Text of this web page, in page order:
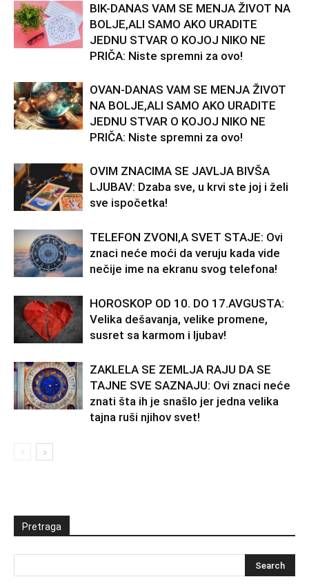
BIK-DANAS VAM SE MENJA ŽIVOT NA
BOLJE,ALI SAMO AKO URADITE
JEDNU STVAR O KOJOJ NIKO NE
PRIČA: Niste spremni za ovo!
OVAN-DANAS VAM SE MENJA ŽIVOT
NA BOLJE,ALI SAMO AKO URADITE
JEDNU STVAR O KOJOJ NIKO NE
PRIČA: Niste spremni za ovo!
OVIM ZNACIMA SE JAVLJA BIVŠA
LJUBAV: Dzaba sve, u krvi ste joj i želi
sve ispočetka!
TELEFON ZVONI,A SVET STAJE: Ovi
znaci neće moći da veruju kada vide
nečije ime na ekranu svog telefona!
HOROSKOP OD 10. DO 17.AVGUSTA:
Velika dešavanja, velike promene,
susret sa karmom i ljubav!
ZAKLELA SE ZEMLJA RAJU DA SE
TAJNE SVE SAZNAJU: Ovi znaci neće
znati šta ih je snašlo jer jedna velika
tajna ruši njihov svet!
Pretraga